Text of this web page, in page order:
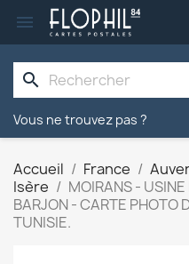

search
Vous ne trouvez pas ?
Accueil France
Isère
MOIRANS - USINE
BARJON - CARTE PHOTO
TUNISIE.